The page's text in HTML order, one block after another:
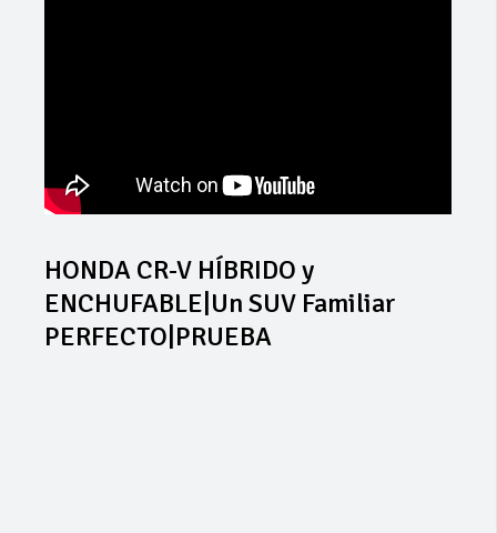
HONDA CR-V HÍBRIDO y
ENCHUFABLE|Un SUV Familiar
PERFECTO|PRUEBA